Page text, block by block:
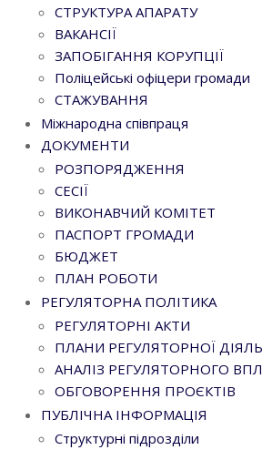
СТРУКТУРА АПАРАТУ
ВАКАНСІЇ
ЗАПОБІГАННЯ КОРУПЦІЇ
Поліцейські офіцери громади
СТАЖУВАННЯ
Міжнародна співпраця
ДОКУМЕНТИ
РОЗПОРЯДЖЕННЯ
СЕСІЇ
ВИКОНАВЧИЙ КОМІТЕТ
ПАСПОРТ ГРОМАДИ
БЮДЖЕТ
ПЛАН РОБОТИ
РЕГУЛЯТОРНА ПОЛІТИКА
РЕГУЛЯТОРНІ АКТИ
ПЛАНИ РЕГУЛЯТОРНОЇ
АНАЛІЗ РЕГУЛЯТОРНОГО
ОБГОВОРЕННЯ ПРОЄКТІВ
ПУБЛІЧНА ІНФОРМАЦІЯ
Структурні підрозділи